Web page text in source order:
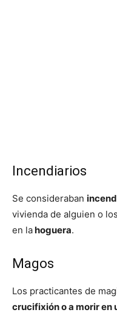
Incendiarios
Se consideraban
vivienda de alguien o
en lahoguera.
Magos
Los practicantes de
crucifixión o a morir en